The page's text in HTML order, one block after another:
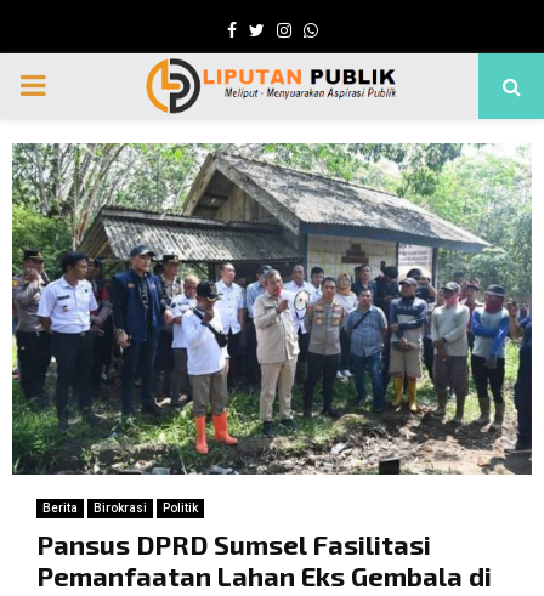
Facebook
TwitterInstagram
Whatsapp
PRIMARY
MENU
Berita Birokrasi Politik
Pansus DPRD Sumsel Fasilitasi
Pemanfaatan Lahan Eks Gembala di